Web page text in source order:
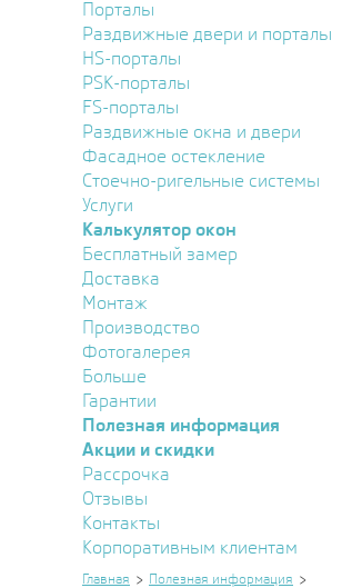
Порталы
Раздвижные двери и порталы
HS-порталы
PSK-порталы
FS-порталы
Раздвижные окна и двери
Фасадное остекление
Стоечно-ригельные системы
Услуги
Калькулятор окон
Бесплатный замер
Доставка
Монтаж
Производство
Фотогалерея
Больше
Гарантии
Полезная информация
Акции и скидки
Рассрочка
Отзывы
Контакты
Корпоративным клиентам
Главная Полезная информация